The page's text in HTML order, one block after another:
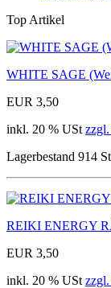
Top Artikel
WHITE SAGE
EUR 3,50
inkl. 20 % USt zzgl.
Lagerbestand 914
REIKI ENERGY
EUR 3,50
inkl. 20 % USt zzgl.